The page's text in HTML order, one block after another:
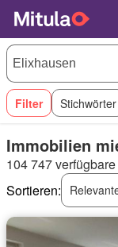
Filter Stichwörter
Immobilien
104 747
Sortieren: